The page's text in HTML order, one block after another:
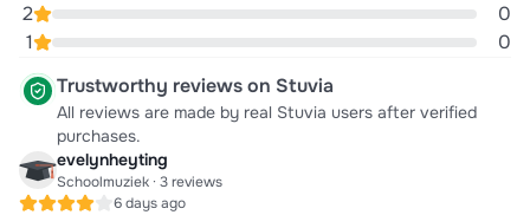
evelynheyting
Schoolmuziek · 3 reviews
6 days ago
2
0
1
0
Trustworthy reviews on Stuvia
All reviews are made by real Stuvia users after verified
purchases.